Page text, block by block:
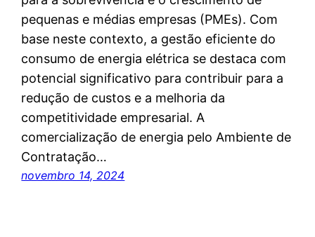
pequenas e médias empresas (PMEs). Com
base neste contexto, a gestão eficiente do
consumo de energia elétrica se destaca com
potencial significativo para contribuir para a
redução de custos e a melhoria da
competitividade empresarial. A
comercialização de energia pelo Ambiente de
Contratação…
novembro 14, 2024